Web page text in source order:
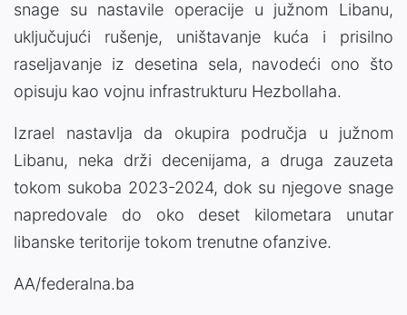
snage su nastavile operacije u južnom Libanu,
uključujući rušenje, uništavanje kuća i prisilno
raseljavanje iz desetina sela, navodeći ono što
opisuju kao vojnu infrastrukturu Hezbollaha.
Izrael nastavlja da okupira područja u južnom
Libanu, neka drži decenijama, a druga zauzeta
tokom sukoba 2023-2024, dok su njegove snage
napredovale do oko deset kilometara unutar
libanske teritorije tokom trenutne ofanzive.
AA/federalna.ba